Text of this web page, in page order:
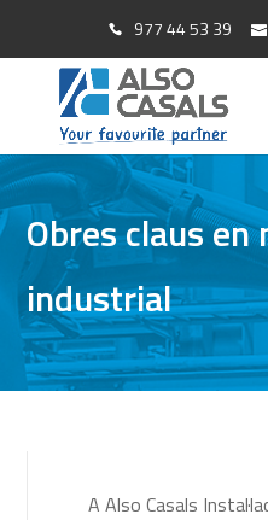
977 44 53 39
Obres claus en
industrial
A Also Casals